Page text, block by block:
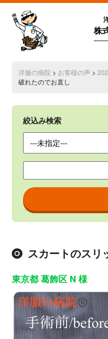
株
洋服の病院 > お客様の声>
破れたのでお直し
絞込み検索
スカートのスリ
東京都 葛飾区 N 様